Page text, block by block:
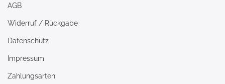
AGB
Widerruf / Rückgabe
Datenschutz
Impressum
Zahlungsarten